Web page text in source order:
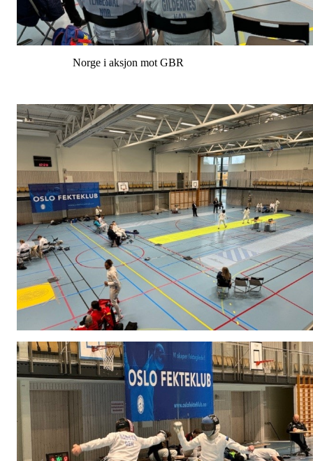
Norge i aksjon mot GBR